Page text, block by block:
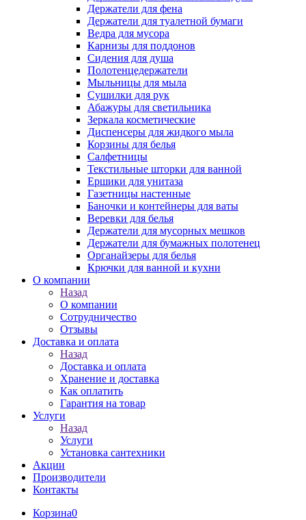
Держатели для фена
Держатели для туалетной бумаги
Ведра для мусора
Карнизы для поддонов
Сидения для душа
Полотенцедержатели
Мыльницы для мыла
Сушилки для рук
Абажуры для светильника
Зеркала косметические
Диспенсеры для жидкого мыла
Корзины для белья
Салфетницы
Текстильные шторки для ванной
Ершики для унитаза
Газетницы настенные
Баночки и контейнеры для ваты
Веревки для белья
Держатели для мусорных мешков
Держатели для бумажных полотенец
Органайзеры для белья
Крючки для ванной и кухни
О компании
Назад
О компании
Сотрудничество
Отзывы
Доставка и оплата
Назад
Доставка и оплата
Хранение и доставка
Как оплатить
Гарантия на товар
Услуги
Назад
Услуги
Установка сантехники
Акции
Производители
Контакты
Корзина0